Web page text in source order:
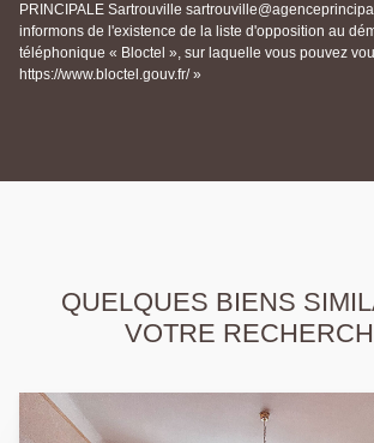
PRINCIPALE Sartrouville
informons de l'existence de la liste d'opposition au
téléphonique « Bloctel », sur laquelle vous pouvez
https://www.bloctel.gouv.fr/ »
QUELQUES BIENS
VOTRE